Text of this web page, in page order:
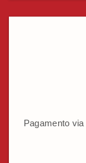
Pagamento